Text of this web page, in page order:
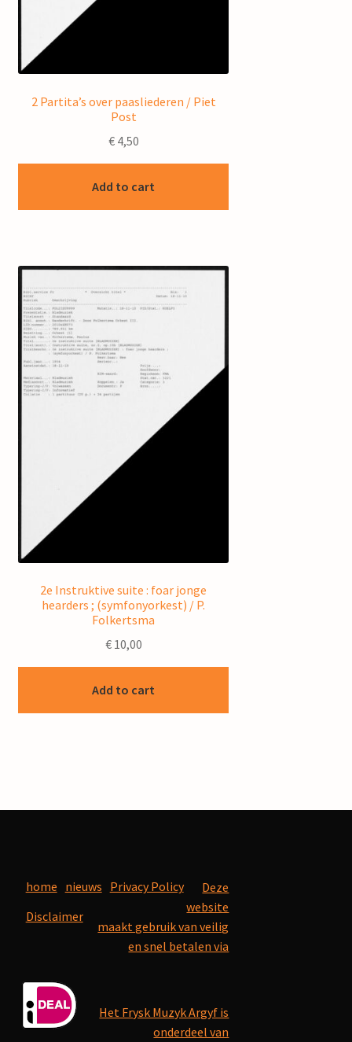
2 Partita’s over paasliederen / Piet
Post
€4,50
Add to cart
2e Instruktive suite : foar jonge
hearders ; (symfonyorkest) / P.
Folkertsma
€10,00
Add to cart
home nieuws Privacy Policy
Disclaimer
Deze
website
maakt gebruik van veilig
en snel betalen via
Het Frysk Muzyk Argyf is
onderdeel van